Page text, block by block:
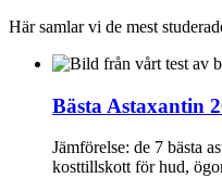
Här samlar vi de mest
Bästa Astaxantin
Jämförelse: de 7 bästa
kosttillskott för hud,